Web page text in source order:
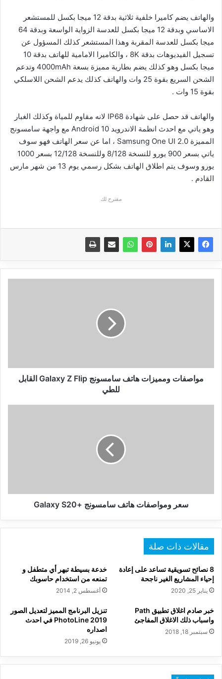
والهاتف يضم كاميرا خلفية ثلاثية بدقة 12 ميجا بكسل للمستشعر
الاساسي وبدقة 12 ميجا بكسل للعدسة الزواية الواسعة وبدقة 64
ميجا بكسل للعدسة المقربة وهذا المستشعر كذلك المسؤول عن
تسجيل الفيديوهات بدقة 8K ، والكاميرا الامامية للهاتف بدقة 10
ميجا بكسل وهو كذلك يضم بطارية مميزة بسعة 4000mAh وتدعم
الشحن السريع بقوة 25 وات والهاتف كذلك يدعم الشحن اللاسلكي
بقوة 15 وات .
والهاتف قد حصل على شهادة IP68 لانه مقاوم للمياة وكذلك الغبار
وهو ياتي مع احدث انظمة الاندرويد Android 10 مع واجهة سامسونج
المميزة Samsung One UI 2.0 ، اما عن سعر الهاتف فهو سوف
ياتي بسعر 900 يورو للنسخة 8/128 وللنسخة 12/128 بسعر 1000
يورو وسوف يتم اطلاق الهاتف بشكل رسمي يوم 13 من شهر مارس
القادم .
مقترح لك
للطي
مواصفات ومميزات هاتف سامسونج Galaxy Z Flip القابل
للطي
سعر ومواصفات هاتف سامسونج +Galaxy S20
مقالات ذات صلة
8 نصائح تسويقية تساعد على إعادة
إحياء المشاريع الغير ناجحة
يناير 25, 2020
خدعة بسيطة تبهر أي متطفل و
تمنعه من استخدام حاسوبك
أغسطس 2, 2014
خبر صادم اغلاق تطبيق Path
واسباب ذلك الاغلاق المفاجئ
سبتمبر 18, 2018
تنزيل البرنامج المميز لتعديل الصور
PhotoLine 2019 في احدث
اصداره
يونيو 26, 2019